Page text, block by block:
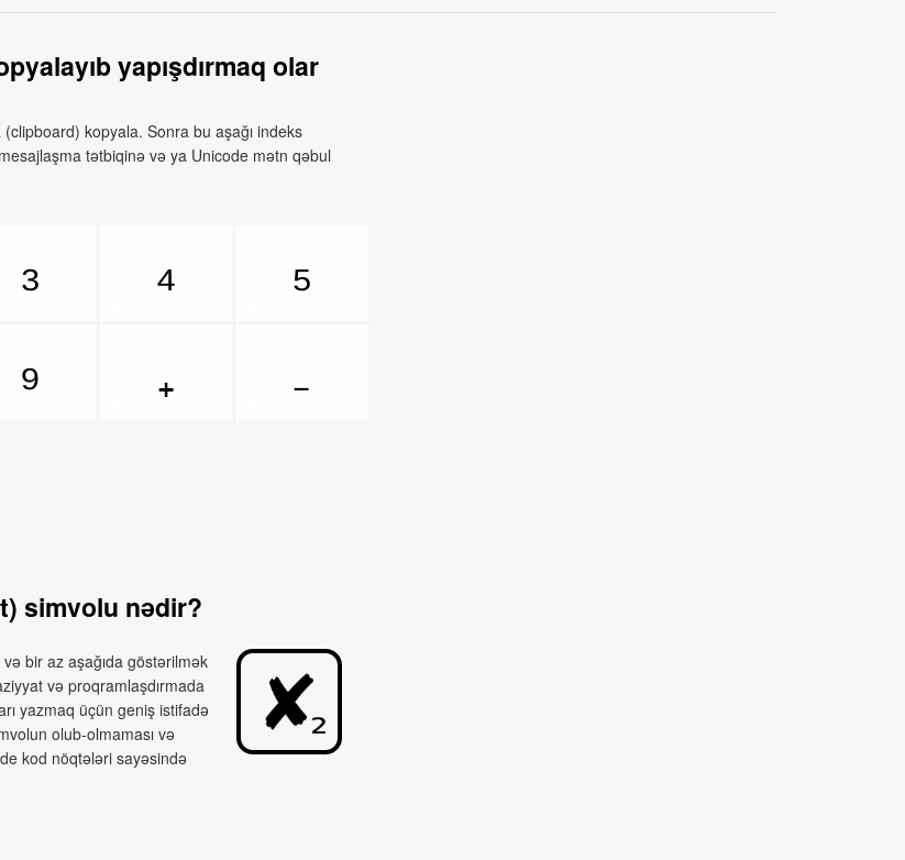
yapışdırmaq olar
kopyala. Sonra bu aşağı indeks
tətbiqinə və ya Unicode mətn qəbul
₃ ₄
₅
₉ ₊
₋
simvolu nədir?
bir az aşağıda göstərilmək
və proqramlaşdırmada
yazmaq üçün geniş istifadə
olub-olmaması və
kod nöqtələri sayəsində